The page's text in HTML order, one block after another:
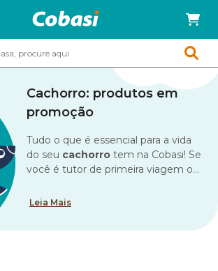
Cachorro: produtos em
promoção
Tudo o que é essencial para a vida
do seu cachorro tem na Cobasi! Se
você é tutor de primeira viagem ou
deve estar sempre com atenção
cuidados básicos. Afinal, o
Leia Mais